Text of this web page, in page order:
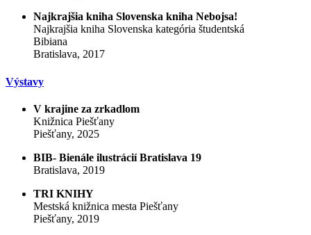
Najkrajšia kniha Slovenska kniha Nebojsa!
Najkrajšia kniha Slovenska kategória študentská
Bibiana
Bratislava, 2017
Výstavy
V krajine za zrkadlom
Knižnica Piešťany
Piešťany, 2025
BIB- Bienále ilustrácií Bratislava 19
Bratislava, 2019
TRI KNIHY
Mestská knižnica mesta Piešťany
Piešťany, 2019